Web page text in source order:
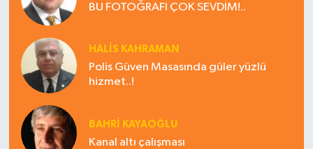
BU FOTOĞRAFI ÇOK SEVDİM!..
HALIS KAHRAMAN
Polis Güven Masasında güler yüzlü
hizmet..!
BAHRI KAYAOĞLU
Kanal altı çalışması